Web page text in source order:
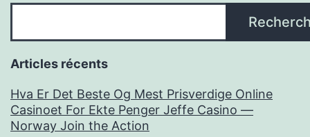
Articles récents
Hva Er Det Beste Og Mest Prisverdige Online
Casinoet For Ekte Penger Jeffe Casino —
Norway Join the Action